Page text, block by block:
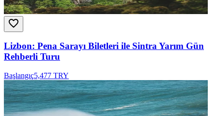
Lizbon: Pena Sarayı Biletleri ile Sintra Yarım Gün
Rehberli Turu
Başlangıç5,477 TRY